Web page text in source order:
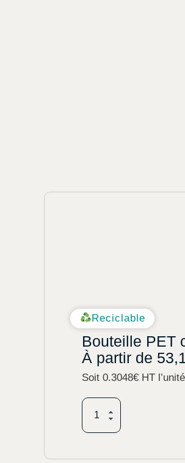
Reciclable
Bouteille PET
À partir de
Soit 0.3048€ HT l’unité